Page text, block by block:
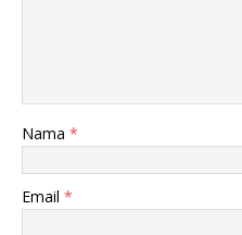
Nama *
Email *